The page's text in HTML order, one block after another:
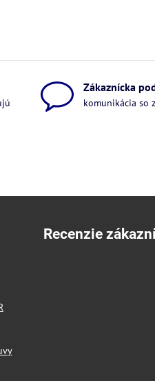
Zákaznícka
komunikácia so
Recenzie